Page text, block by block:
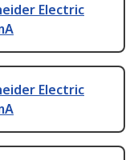
Electric
Electric